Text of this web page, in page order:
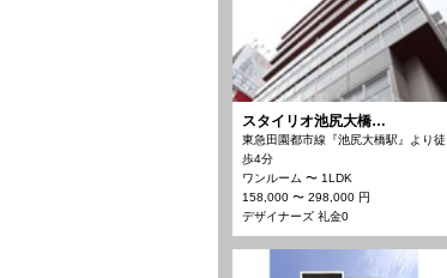
スタイリオ池尻大橋…
東急田園都市線『池尻大橋駅』より徒
歩4分
ワンルーム 〜 1LDK
158,000 〜 298,000 円
デザイナーズ 礼金0